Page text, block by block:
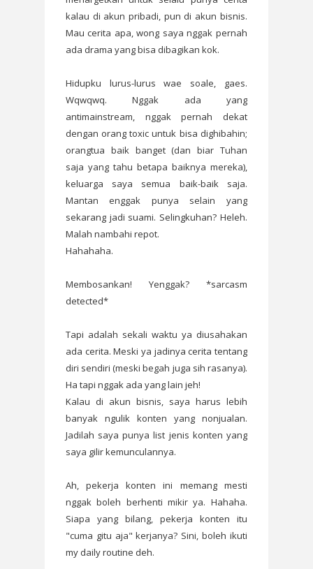
kalau di akun pribadi, pun di akun bisnis.
Mau cerita apa, wong saya nggak pernah
ada drama yang bisa dibagikan kok.
Hidupku lurus-lurus wae soale, gaes.
Wqwqwq. Nggak ada yang
antimainstream, nggak pernah dekat
dengan orang toxic untuk bisa dighibahin;
orangtua baik banget (dan biar Tuhan
saja yang tahu betapa baiknya mereka),
keluarga saya semua baik-baik saja.
Mantan enggak punya selain yang
sekarang jadi suami. Selingkuhan? Heleh.
Malah nambahi repot.
Hahahaha.
Membosankan! Yenggak? *sarcasm
detected*
Tapi adalah sekali waktu ya diusahakan
ada cerita. Meski ya jadinya cerita tentang
diri sendiri (meski begah juga sih rasanya).
Ha tapi nggak ada yang lain jeh!
Kalau di akun bisnis, saya harus lebih
banyak ngulik konten yang nonjualan.
Jadilah saya punya list jenis konten yang
saya gilir kemunculannya.
Ah, pekerja konten ini memang mesti
nggak boleh berhenti mikir ya. Hahaha.
Siapa yang bilang, pekerja konten itu
"cuma gitu aja" kerjanya? Sini, boleh ikuti
my daily routine deh.